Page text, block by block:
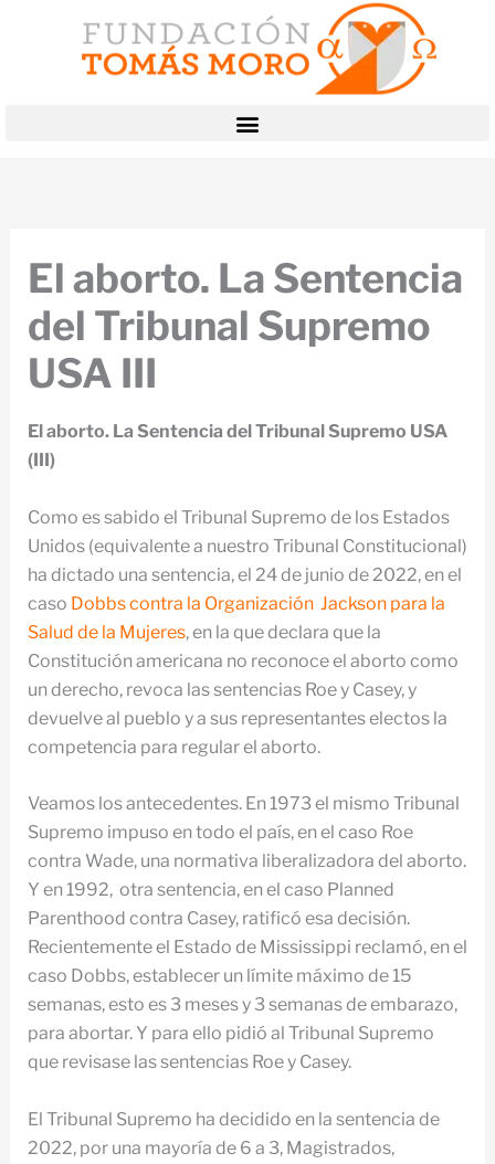
El aborto. La Sentencia
del Tribunal Supremo
USA III
El aborto. La Sentencia del Tribunal Supremo USA
(III)
Como es sabido el Tribunal Supremo de los Estados
Unidos (equivalente a nuestro Tribunal Constitucional)
ha dictado una sentencia, el 24 de junio de 2022, en el
caso Dobbs contra la Organización Jackson para la
Salud de la Mujeres, en la que declara que la
Constitución americana no reconoce el aborto como
un derecho, revoca las sentencias Roe y Casey, y
devuelve al pueblo y a sus representantes electos la
competencia para regular el aborto.
Veamos los antecedentes. En 1973 el mismo Tribunal
Supremo impuso en todo el país, en el caso Roe
contra Wade, una normativa liberalizadora del aborto.
Y en 1992, otra sentencia, en el caso Planned
Parenthood contra Casey, ratificó esa decisión.
Recientemente el Estado de Mississippi reclamó, en el
caso Dobbs, establecer un límite máximo de 15
semanas, esto es 3 meses y 3 semanas de embarazo,
para abortar. Y para ello pidió al Tribunal Supremo
que revisase las sentencias Roe y Casey.
El Tribunal Supremo ha decidido en la sentencia de
2022, por una mayoría de 6 a 3, Magistrados,